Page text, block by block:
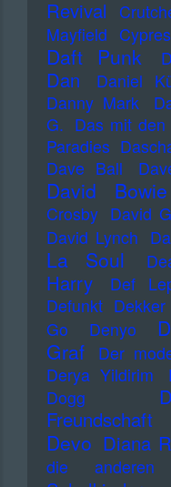
Revival
Mayfield
Daft Punk
Dan
Daniel
Danny Mark
G. Das mit
Paradies
Dave Ball
David Bowie
Crosby David
David Lynch
La Soul
Harry
Def
Defunkt Dekker
Go
Denyo
Graf
Der
Derya Yildirim
Dogg
Freundschaft
Devo Diana
die anderen